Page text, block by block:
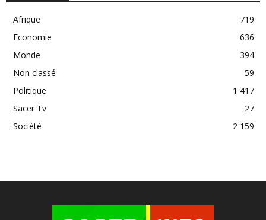
Afrique
719
Economie
636
Monde
394
Non classé
59
Politique
1 417
Sacer Tv
27
Société
2 159